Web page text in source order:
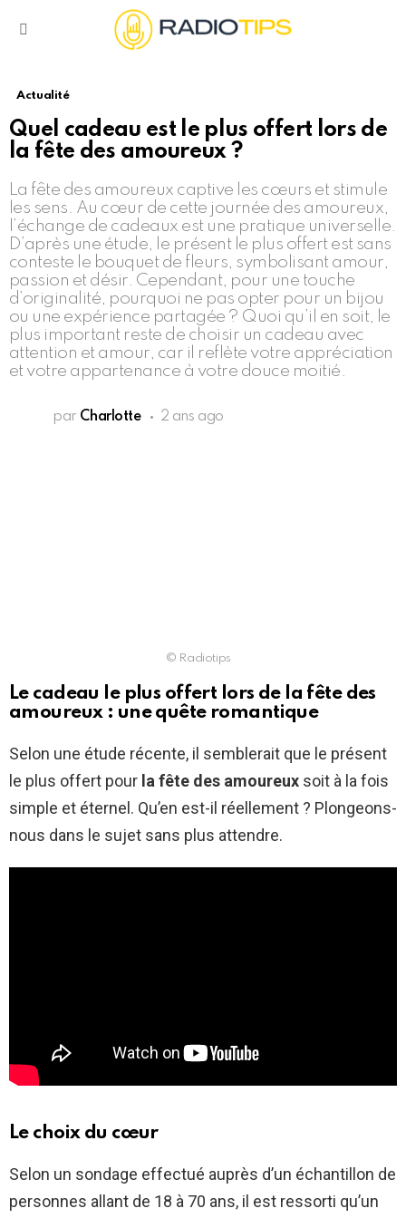
Actualité
Quel cadeau est le plus offert lors de
la fête des amoureux ?
La fête des amoureux captive les cœurs et stimule
les sens. Au cœur de cette journée des amoureux,
l’échange de cadeaux est une pratique universelle.
D’après une étude, le présent le plus offert est sans
conteste le bouquet de fleurs, symbolisant amour,
passion et désir. Cependant, pour une touche
d’originalité, pourquoi ne pas opter pour un bijou
ou une expérience partagée ? Quoi qu’il en soit, le
plus important reste de choisir un cadeau avec
attention et amour, car il reflète votre appréciation
et votre appartenance à votre douce moitié.
par Charlotte 2 ans ago
© Radiotips
Le cadeau le plus offert lors de la fête des
amoureux : une quête romantique
Selon une étude récente, il semblerait que le présent
le plus offert pour la fête des amoureux soit à la fois
simple et éternel. Qu’en est-il réellement ? Plongeons-
nous dans le sujet sans plus attendre.
Le choix du cœur
Selon un sondage effectué auprès d’un échantillon de
personnes allant de 18 à 70 ans, il est ressorti qu’un